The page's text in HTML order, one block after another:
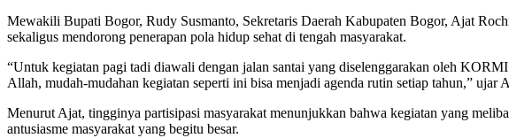
Mewakili Bupati Bogor, Rudy Susmanto, Sekretaris Daerah Kabupaten Bogor, Ajat
sekaligus mendorong penerapan pola hidup sehat di tengah masyarakat.
“Untuk kegiatan pagi tadi diawali dengan jalan santai yang diselenggarakan oleh
Allah, mudah-mudahan kegiatan seperti ini bisa menjadi agenda rutin setiap tahun,” ujar
Menurut Ajat, tingginya partisipasi masyarakat menunjukkan bahwa kegiatan yang
antusiasme masyarakat yang begitu besar.